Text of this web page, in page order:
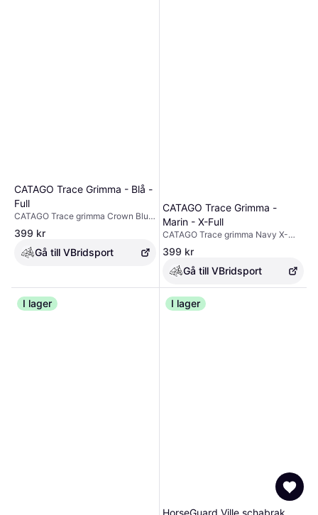
CATAGO Trace Grimma - Blå -
Full
CATAGO Trace grimma Crown Blue
FULL
399 kr
Gå till VBridsport
CATAGO Trace Grimma -
Marin - X-Full
CATAGO Trace grimma Navy X-
FULL
399 kr
Gå till VBridsport
I lager I lager
HorseGuard Ville schabrak